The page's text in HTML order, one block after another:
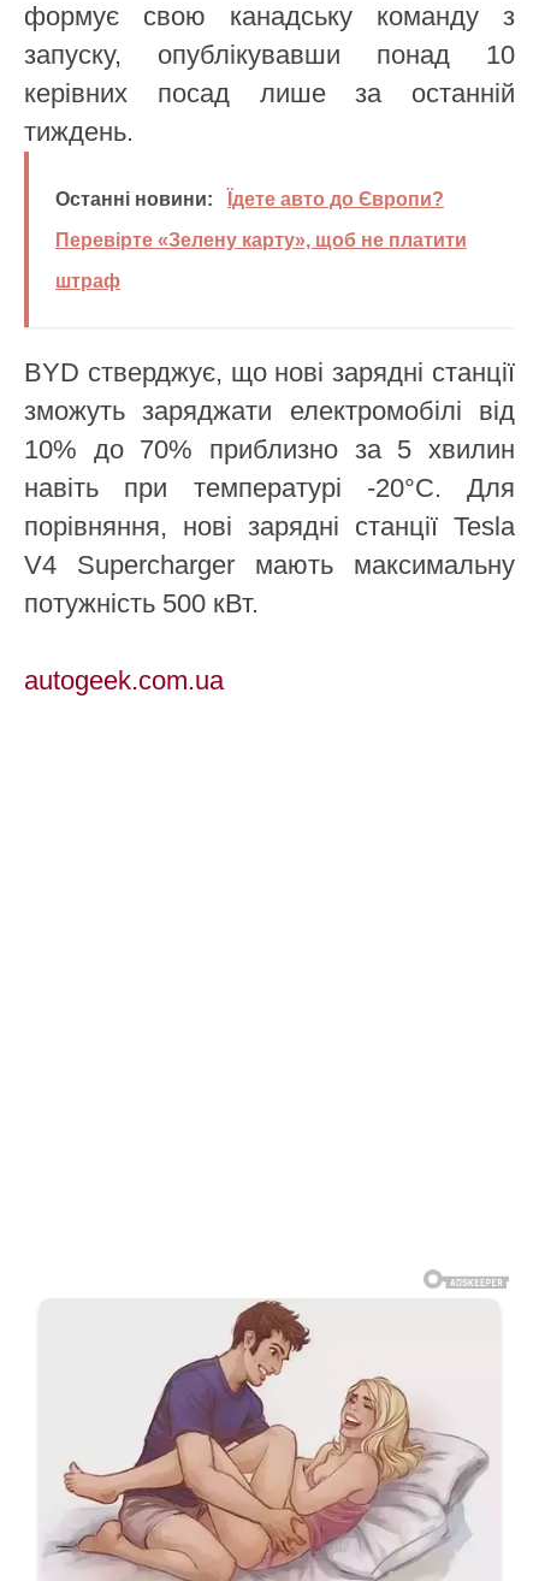
формує свою канадську команду з
запуску, опублікувавши понад 10
керівних посад лише за останній
тиждень.
Останні новини:
Їдете авто до Європи?
Перевірте «Зелену карту», щоб не платити
штраф
BYD стверджує, що нові зарядні станції
зможуть заряджати електромобілі від
10% до 70% приблизно за 5 хвилин
навіть при температурі -20°C. Для
порівняння, нові зарядні станції Tesla
V4 Supercharger мають максимальну
потужність 500 кВт.
autogeek.com.ua